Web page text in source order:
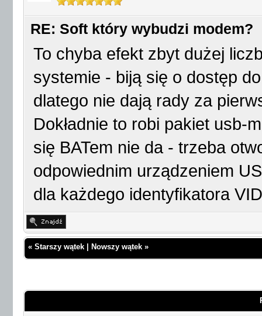
RE: Soft który wybudzi modem?
To chyba efekt zbyt dużej
systemie - biją się o dostęp
dlatego nie dają rady za
Dokładnie to robi pakiet usb-
się BATem nie da - trzeba
odpowiednim urządzeniem
dla każdego identyfikatora
« Starszy wątek Nowszy wątek »